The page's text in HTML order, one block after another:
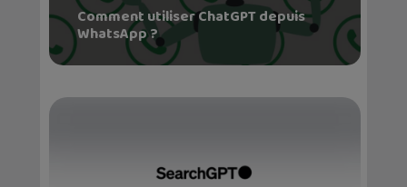
Comment utiliser ChatGPT depuis
WhatsApp ?